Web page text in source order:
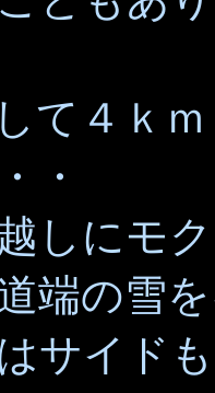
て４ｋ
・
しにモ
端の雪
サイド